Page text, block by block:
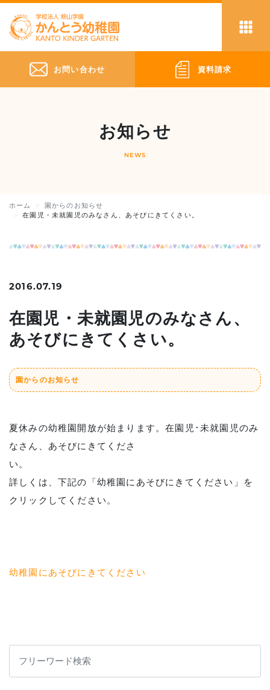
お問い合わせ 資料請求
お知らせ
NEWS
ホーム
園からのお知らせ
在園児・未就園児のみなさん、あそびにきてくさい。
2016.07.19
在園児・未就園児のみなさん、
あそびにきてくさい。
園からのお知らせ
夏休みの幼稚園開放が始まります。在園児･未就園児のみ
なさん、あそびにきてくださ
い
詳しくは、下記の「幼稚園にあそびにきてください」を
クリックしてください。
幼稚園にあそびにきてください